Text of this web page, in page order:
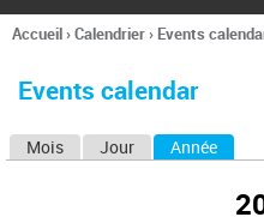
l
h
e
Vous
ici
Accueil›Calendrier› Events
Events calendar
Mois Jour Année